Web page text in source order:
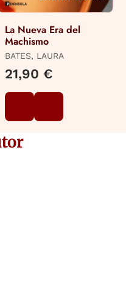
La Nueva Era del
Machismo
BATES, LAURA
21,90 €